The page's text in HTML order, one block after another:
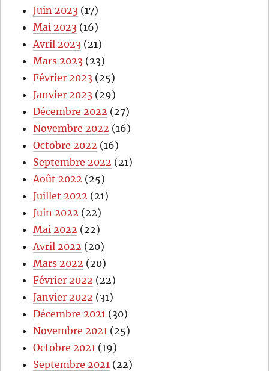
Juin 2023 (17)
Mai 2023 (16)
Avril 2023 (21)
Mars 2023 (23)
Février 2023 (25)
Janvier 2023 (29)
Décembre 2022 (27)
Novembre 2022 (16)
Octobre 2022 (16)
Septembre 2022 (21)
Août 2022 (25)
Juillet 2022 (21)
Juin 2022 (22)
Mai 2022 (22)
Avril 2022 (20)
Mars 2022 (20)
Février 2022 (22)
Janvier 2022 (31)
Décembre 2021 (30)
Novembre 2021 (25)
Octobre 2021 (19)
Septembre 2021 (22)